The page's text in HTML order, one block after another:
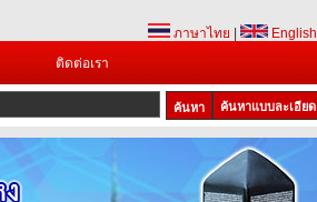
ภาษาไทย
English
ติดต่อเรา
ค้นหาแบบละเอียด